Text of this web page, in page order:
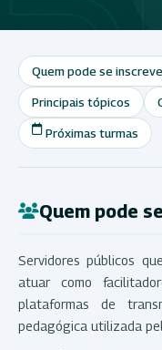
Quem pode se
Principais tópicos
Próximas turmas
Quem pode
Servidores públicos
atuar como
plataformas de
pedagógica utilizada